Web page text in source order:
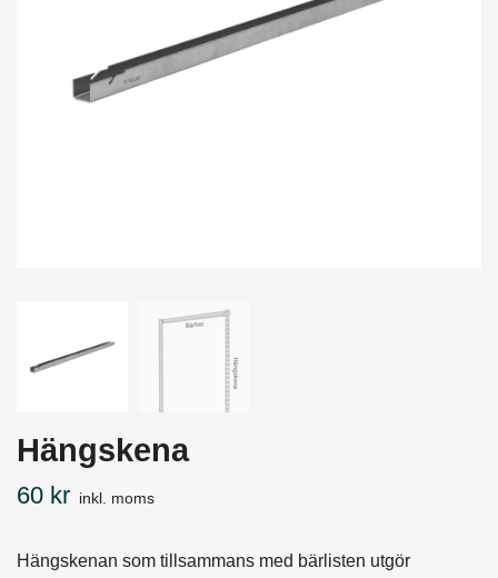
Hängskena
60 kr inkl. moms
Hängskenan som tillsammans med bärlisten utgör